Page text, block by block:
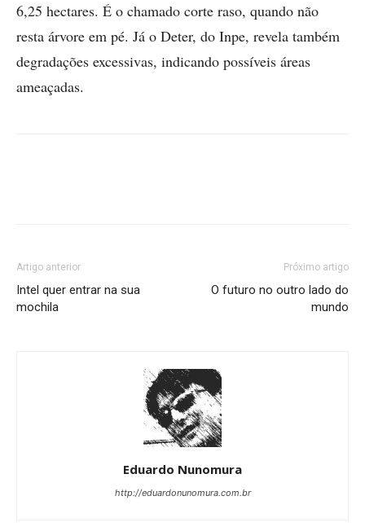
6,25 hectares. É o chamado corte raso, quando não
resta árvore em pé. Já o Deter, do Inpe, revela também
degradações excessivas, indicando possíveis áreas
ameaçadas.
Artigo anterior
Intel quer entrar na sua
mochila
Próximo artigo
O futuro no outro lado do
mundo
Eduardo Nunomura
http://eduardonunomura.com.br